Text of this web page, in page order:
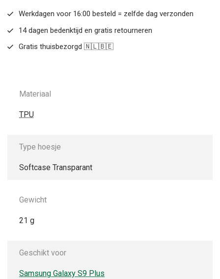
Werkdagen voor 16:00 besteld = zelfde dag verzonden
14 dagen bedenktijd en gratis retourneren
Gratis thuisbezorgd 🇳🇱🇧🇪
Materiaal
TPU
Type hoesje
Softcase Transparant
Gewicht
21 g
Geschikt voor
Samsung Galaxy S9 Plus